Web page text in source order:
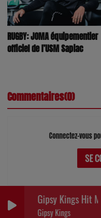
Gipsy Kings Hit Mix
Gipsy Kings 0
RUGBY: JOMA équipementier
officiel de l’USM Sapiac
Commentaires(0)
Connectez-vous
SE